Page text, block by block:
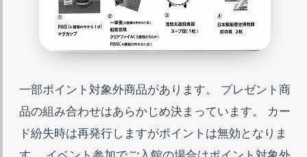
一部ポイント対象外商品があります。 プレゼント商
品の組み合わせはあらかじめ決まっています。 カー
ド紛失時は再発行しますがポイントは無効となりま